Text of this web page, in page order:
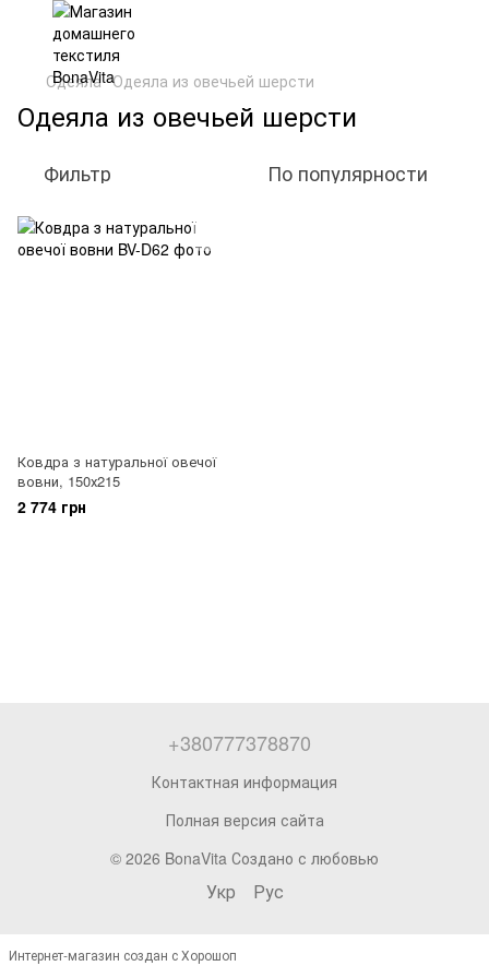
Одеяла Одеяла из овечьей шерсти
Одеяла из овечьей шерсти
Фильтр По популярности
Ковдра з натуральної овечої
вовни, 150х215
2 774 грн
+380777378870
Контактная информация
Полная версия сайта
© 2026 BonaVita Создано с любовью
Укр Рус
Интернет-магазин создан с Хорошоп